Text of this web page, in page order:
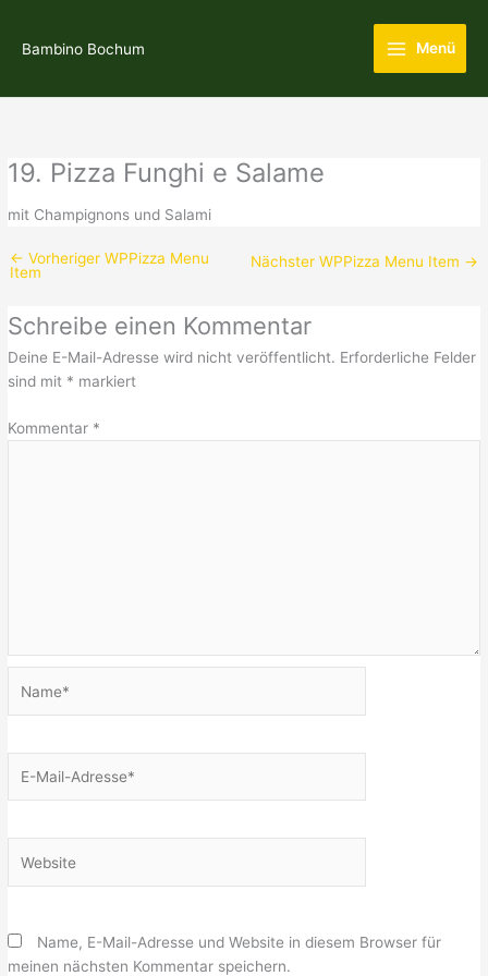
springen
Bambino Bochum
Main
Menu
Menü
19. Pizza Funghi e Salame
mit Champignons und Salami
← Vorheriger WPPizza Menu
Item
Nächster WPPizza Menu Item →
Schreibe einen Kommentar
Deine E-Mail-Adresse wird nicht veröffentlicht. Erforderliche Felder
sind mit * markiert
Kommentar *
Mail-
Name, E-Mail-Adresse und Website in diesem Browser für
meinen nächsten Kommentar speichern.